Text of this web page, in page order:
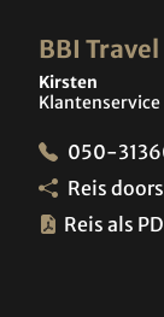
BBI Travel
Kirsten
Klantenservice
050-
Reis
Reis als